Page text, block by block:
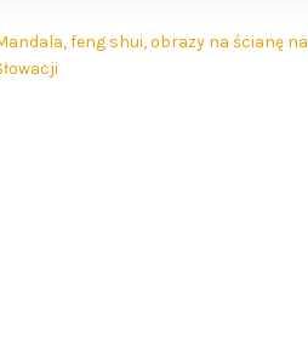
feng shui, obrazy na ścianę na